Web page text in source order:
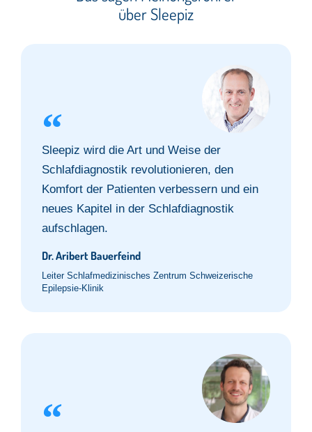
über Sleepiz
Sleepiz wird die Art und Weise der
Schlafdiagnostik revolutionieren, den
Komfort der Patienten verbessern und ein
neues Kapitel in der Schlafdiagnostik
aufschlagen.
Dr. Aribert Bauerfeind
Leiter Schlafmedizinisches Zentrum Schweizerische
Epilepsie-Klinik